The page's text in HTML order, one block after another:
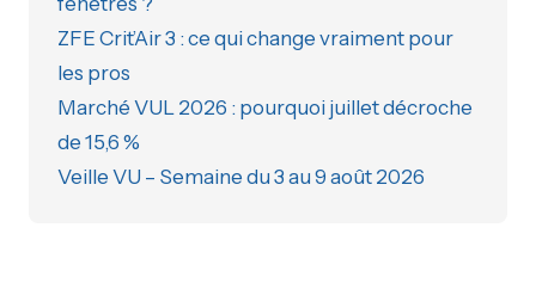
ZFE Crit’Air 3 : ce qui change vraiment pour
les pros
Marché VUL 2026 : pourquoi juillet décroche
de 15,6 %
Veille VU – Semaine du 3 au 9 août 2026